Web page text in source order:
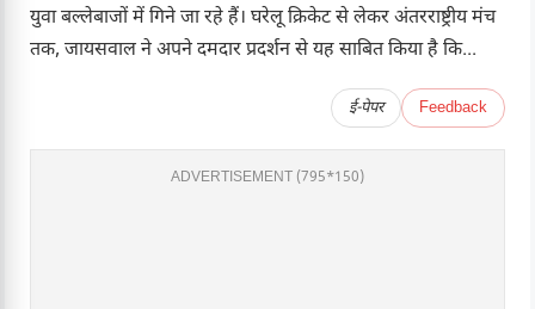
युवा बल्लेबाजों में गिने जा रहे हैं। घरेलू क्रिकेट से लेकर अंतरराष्ट्रीय मंच
तक, जायसवाल ने अपने दमदार प्रदर्शन से यह साबित किया है कि...
ई-पेपर Feedback
ADVERTISEMENT (795*150)